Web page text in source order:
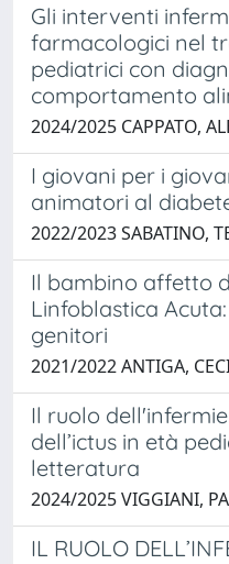
Gli interventi
farmacologici nel
pediatrici con
comportamento
2024/2025 CAPPATO,
I giovani per i
animatori al
2022/2023 SABATINO,
Il bambino affetto
Linfoblastica
genitori
2021/2022 ANTIGA,
Il ruolo
dell’ictus in età
letteratura
2024/2025 VIGGIANI,
IL RUOLO